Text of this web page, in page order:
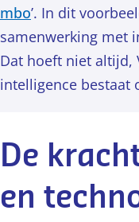
mbo’. In dit
samenwerking met
Dat hoeft niet altijd,
intelligence bestaat
De
en